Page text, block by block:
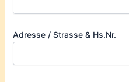
Adresse / Strasse & Hs.Nr.